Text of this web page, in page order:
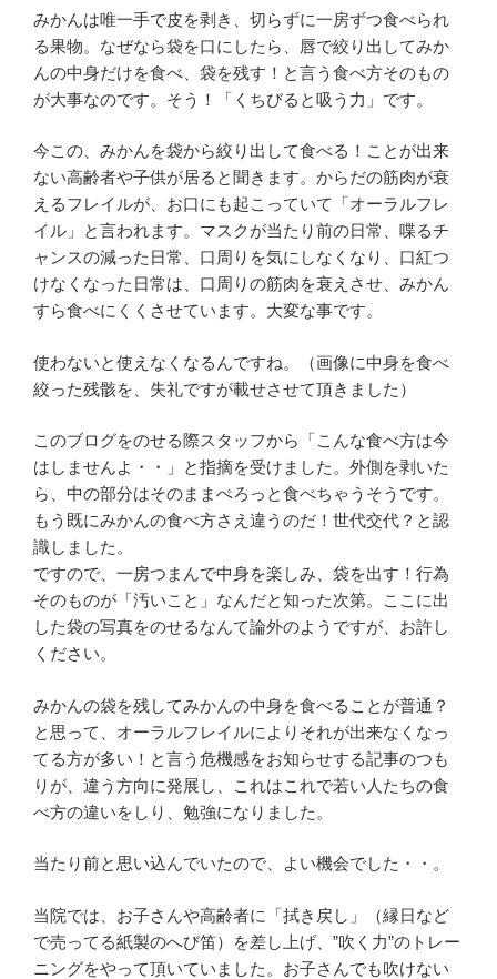
みかんは唯一手で皮を剥き、切らずに一房ずつ食べられ
る果物。なぜなら袋を口にしたら、唇で絞り出してみか
んの中身だけを食べ、袋を残す！と言う食べ方そのもの
が大事なのです。そう！「くちびると吸う力」です。
今この、みかんを袋から絞り出して食べる！ことが出来
ない高齢者や子供が居ると聞きます。からだの筋肉が衰
えるフレイルが、お口にも起こっていて「オーラルフレ
イル」と言われます。マスクが当たり前の日常、喋るチ
ャンスの減った日常、口周りを気にしなくなり、口紅つ
けなくなった日常は、口周りの筋肉を衰えさせ、みかん
すら食べにくくさせています。大変な事です。
使わないと使えなくなるんですね。（画像に中身を食べ
絞った残骸を、失礼ですが載せさせて頂きました）
このブログをのせる際スタッフから「こんな食べ方は今
はしませんよ・・」と指摘を受けました。外側を剥いた
ら、中の部分はそのままぺろっと食べちゃうそうです。
もう既にみかんの食べ方さえ違うのだ！世代交代？と認
識しました。
ですので、一房つまんで中身を楽しみ、袋を出す！行為
そのものが「汚いこと」なんだと知った次第。ここに出
した袋の写真をのせるなんて論外のようですが、お許し
ください。
みかんの袋を残してみかんの中身を食べることが普通？
と思って、オーラルフレイルによりそれが出来なくなっ
てる方が多い！と言う危機感をお知らせする記事のつも
りが、違う方向に発展し、これはこれで若い人たちの食
べ方の違いをしり、勉強になりました。
当たり前と思い込んでいたので、よい機会でした・・。
当院では、お子さんや高齢者に「拭き戻し」（縁日など
で売ってる紙製のへび笛）を差し上げ、”吹く力”のトレー
ニングをやって頂いていました。お子さんでも吹けない